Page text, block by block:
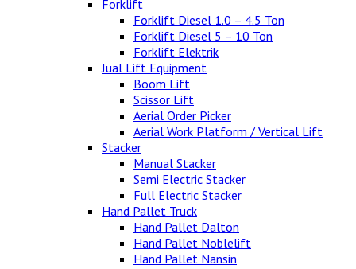
Forklift
Forklift Diesel 1.0 – 4.5 Ton
Forklift Diesel 5 – 10 Ton
Forklift Elektrik
Jual Lift Equipment
Boom Lift
Scissor Lift
Aerial Order Picker
Aerial Work Platform / Vertical Lift
Stacker
Manual Stacker
Semi Electric Stacker
Full Electric Stacker
Hand Pallet Truck
Hand Pallet Dalton
Hand Pallet Noblelift
Hand Pallet Nansin